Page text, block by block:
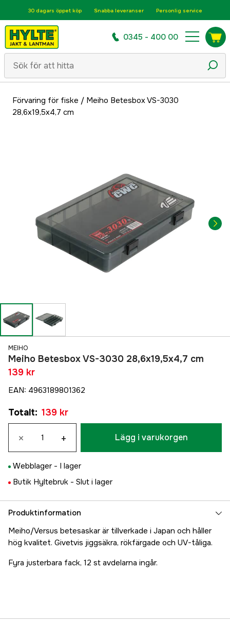
30 dagars öppet köp Snabba leveranser Personlig service
0345 - 400 00
Förvaring för fiske / Meiho Betesbox VS-3030
28,6x19,5x4,7 cm
MEIHO
Meiho Betesbox VS-3030 28,6x19,5x4,7 cm
139 kr
EAN: 4963189801362
Totalt: 139 kr
× + Lägg i varukorgen
Webblager - I lager
Butik Hyltebruk - Slut i lager
Produktinformation
Meiho/Versus betesaskar är tillverkade i Japan och håller
hög kvalitet. Givetvis jiggsäkra, rökfärgade och UV-tåliga.
Fyra justerbara fack, 12 st avdelarna ingår.